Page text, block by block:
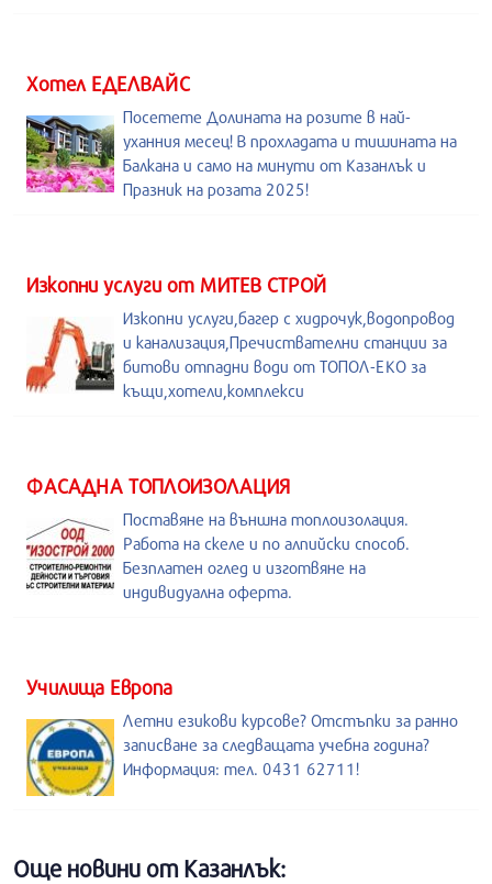
Хотел ЕДЕЛВАЙС
Посетете Долината на розите в най-
уханния месец! В прохладата и тишината на
Балкана и само на минути от Казанлък и
Празник на розата 2025!
Изкопни услуги от МИТЕВ СТРОЙ
Изкопни услуги,багер с хидрочук,водопровод
и канализация,Пречиствателни станции за
битови отпадни води от ТОПОЛ-ЕКО за
къщи,хотели,комплекси
ФАСАДНА ТОПЛОИЗОЛАЦИЯ
Поставяне на външна топлоизолация.
Работа на скеле и по алпийски способ.
Безплатен оглед и изготвяне на
индивидуална оферта.
Училища Европа
Летни езикови курсове? Отстъпки за ранно
записване за следващата учебна година?
Информация: тел. 0431 62711!
Още новини от Казанлък: